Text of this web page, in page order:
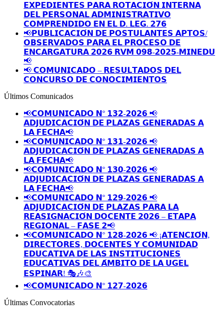
𝗘𝗫𝗣𝗘𝗗𝗜𝗘𝗡𝗧𝗘𝗦 𝗣𝗔𝗥𝗔 𝗥𝗢𝗧𝗔𝗖𝗜𝗢́𝗡 𝗜𝗡𝗧𝗘𝗥𝗡𝗔
𝗗𝗘𝗟 𝗣𝗘𝗥𝗦𝗢𝗡𝗔𝗟 𝗔𝗗𝗠𝗜𝗡𝗜𝗦𝗧𝗥𝗔𝗧𝗜𝗩𝗢
𝗖𝗢𝗠𝗣𝗥𝗘𝗡𝗗𝗜𝗗𝗢 𝗘𝗡 𝗘𝗟 𝗗. 𝗟𝗘𝗚. 𝟮𝟳𝟲
📢𝗣𝗨𝗕𝗟𝗜𝗖𝗔𝗖𝗜𝗢́𝗡 𝗗𝗘 𝗣𝗢𝗦𝗧𝗨𝗟𝗔𝗡𝗧𝗘𝗦 𝗔𝗣𝗧𝗢𝗦/
𝗢𝗕𝗦𝗘𝗥𝗩𝗔𝗗𝗢𝗦 𝗣𝗔𝗥𝗔 𝗘𝗟 𝗣𝗥𝗢𝗖𝗘𝗦𝗢 𝗗𝗘
𝗘𝗡𝗖𝗔𝗥𝗚𝗔𝗧𝗨𝗥𝗔 𝟮𝟬𝟮𝟲 𝗥𝗩𝗠 𝟬𝟵𝟴-𝟮𝟬𝟮𝟱-𝗠𝗜𝗡𝗘𝗗𝗨
📢
📢 𝗖𝗢𝗠𝗨𝗡𝗜𝗖𝗔𝗗𝗢 – 𝗥𝗘𝗦𝗨𝗟𝗧𝗔𝗗𝗢𝗦 𝗗𝗘𝗟
𝗖𝗢𝗡𝗖𝗨𝗥𝗦𝗢 𝗗𝗘 𝗖𝗢𝗡𝗢𝗖𝗜𝗠𝗜𝗘𝗡𝗧𝗢𝗦
Últimos Comunicados
📢𝗖𝗢𝗠𝗨𝗡𝗜𝗖𝗔𝗗𝗢 𝗡° 𝟭𝟯𝟮-𝟮𝟬𝟮𝟲 📢
𝗔𝗗𝗝𝗨𝗗𝗜𝗖𝗔𝗖𝗜𝗢́𝗡 𝗗𝗘 𝗣𝗟𝗔𝗭𝗔𝗦 𝗚𝗘𝗡𝗘𝗥𝗔𝗗𝗔𝗦 𝗔
𝗟𝗔 𝗙𝗘𝗖𝗛𝗔📢
📢𝗖𝗢𝗠𝗨𝗡𝗜𝗖𝗔𝗗𝗢 𝗡° 𝟭𝟯𝟭-𝟮𝟬𝟮𝟲 📢
𝗔𝗗𝗝𝗨𝗗𝗜𝗖𝗔𝗖𝗜𝗢́𝗡 𝗗𝗘 𝗣𝗟𝗔𝗭𝗔𝗦 𝗚𝗘𝗡𝗘𝗥𝗔𝗗𝗔𝗦 𝗔
𝗟𝗔 𝗙𝗘𝗖𝗛𝗔📢
📢𝗖𝗢𝗠𝗨𝗡𝗜𝗖𝗔𝗗𝗢 𝗡° 𝟭𝟯𝟬-𝟮𝟬𝟮𝟲 📢
𝗔𝗗𝗝𝗨𝗗𝗜𝗖𝗔𝗖𝗜𝗢́𝗡 𝗗𝗘 𝗣𝗟𝗔𝗭𝗔𝗦 𝗚𝗘𝗡𝗘𝗥𝗔𝗗𝗔𝗦 𝗔
𝗟𝗔 𝗙𝗘𝗖𝗛𝗔📢
📢𝗖𝗢𝗠𝗨𝗡𝗜𝗖𝗔𝗗𝗢 𝗡° 𝟭𝟮𝟵-𝟮𝟬𝟮𝟲 📢
𝗔𝗗𝗝𝗨𝗗𝗜𝗖𝗔𝗖𝗜𝗢́𝗡 𝗗𝗘 𝗣𝗟𝗔𝗭𝗔𝗦 𝗣𝗔𝗥𝗔 𝗟𝗔
𝗥𝗘𝗔𝗦𝗜𝗚𝗡𝗔𝗖𝗜𝗢́𝗡 𝗗𝗢𝗖𝗘𝗡𝗧𝗘 𝟮𝟬𝟮𝟲 – 𝗘𝗧𝗔𝗣𝗔
𝗥𝗘𝗚𝗜𝗢𝗡𝗔𝗟 – 𝗙𝗔𝗦𝗘 𝟮📢
📢𝗖𝗢𝗠𝗨𝗡𝗜𝗖𝗔𝗗𝗢 𝗡° 𝟭𝟮𝟴-𝟮𝟬𝟮𝟲 📢 ¡𝗔𝗧𝗘𝗡𝗖𝗜𝗢́𝗡,
𝗗𝗜𝗥𝗘𝗖𝗧𝗢𝗥𝗘𝗦, 𝗗𝗢𝗖𝗘𝗡𝗧𝗘𝗦 𝗬 𝗖𝗢𝗠𝗨𝗡𝗜𝗗𝗔𝗗
𝗘𝗗𝗨𝗖𝗔𝗧𝗜𝗩𝗔 𝗗𝗘 𝗟𝗔𝗦 𝗜𝗡𝗦𝗧𝗜𝗧𝗨𝗖𝗜𝗢𝗡𝗘𝗦
𝗘𝗗𝗨𝗖𝗔𝗧𝗜𝗩𝗔𝗦 𝗗𝗘𝗟 𝗔́𝗠𝗕𝗜𝗧𝗢 𝗗𝗘 𝗟𝗔 𝗨𝗚𝗘𝗟
𝗘𝗦𝗣𝗜𝗡𝗔𝗥! 🎭🎶🎨
📢𝗖𝗢𝗠𝗨𝗡𝗜𝗖𝗔𝗗𝗢 𝗡° 𝟭𝟮𝟳-𝟮𝟬𝟮𝟲
Últimas Convocatorias